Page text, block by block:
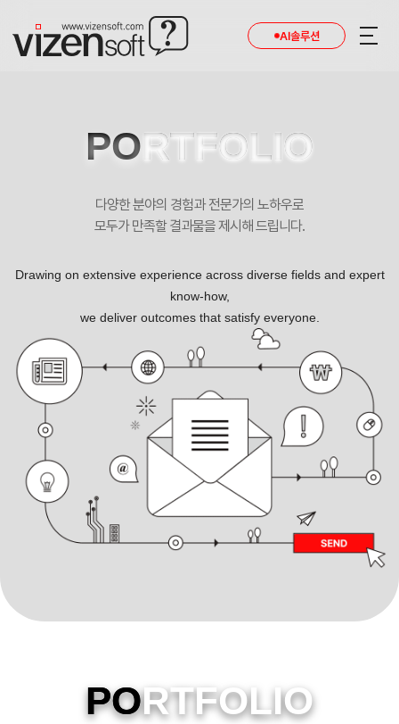
AI솔루션
PORTFOLIO
다양한 분야의 경험과 전문가의 노하우로
모두가 만족할 결과물을 제시해 드립니다.
Drawing on extensive experience across diverse fields and expert
know-how,
we deliver outcomes that satisfy everyone.
PORTFOLIO